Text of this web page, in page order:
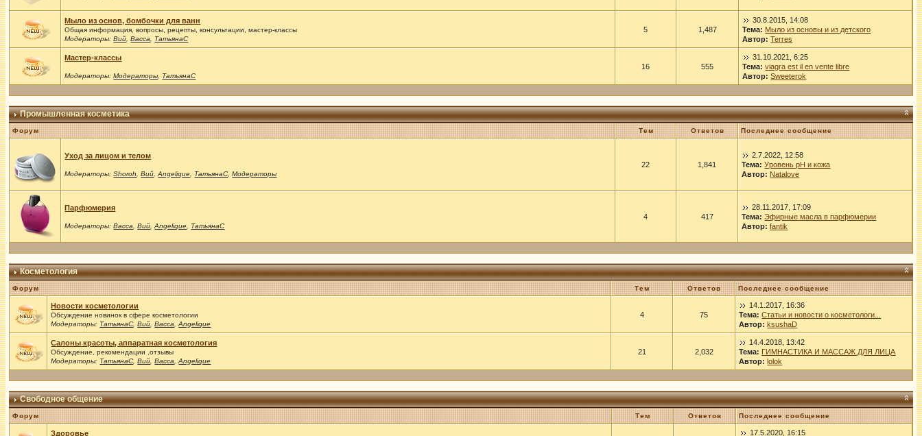
Мыло из основ, бомбочки для ванн
Общая информация, вопросы, рецепты, консультации, мастер-классы
Модераторы:Вий ,Васса ТатьянаС
5 1,487
30.8.2015, 14:08
Тема: Мыло из основы и из детского
Автор: Terres
Мастер-классы
Модераторы:Модераторы ТатьянаС
16 555
31.10.2021, 6:25
Тема: viagra est il en vente libre
Автор: Sweeterok
Промышленная косметика
Форум Тем Ответов Последнее сообщение
Уход за лицом и телом
Модераторы:Shoroh ,Вий ,Angelique ТатьянаС ,Модераторы
22 1,841
2.7.2022, 12:58
Тема: Уровень рН и кожа
Автор: Natalove
Парфюмерия
Модераторы:Васса ,Вий ,Angelique ТатьянаС
4 417
28.11.2017, 17:09
Тема: Эфирные масла в парфюмерии
Автор: fantik
Косметология
Форум Тем Ответов Последнее сообщение
Новости косметологии
Обсуждение новинок в сфере косметологии
Модераторы: ТатьянаС ,Вий ,Васса ,Angelique
4 75
14.1.2017, 16:36
Тема: Статьи и новости о косметологи...
Автор: ksushaD
Салоны красоты, аппаратная косметология
Обсуждение, рекомендации ,отзывы
Модераторы: ТатьянаС ,Вий ,Васса ,Angelique
21 2,032
14.4.2018, 13:42
Тема: ГИМНАСТИКА И МАССАЖ ДЛЯ ЛИЦА
Автор: lolok
Свободное общение
Форум Тем Ответов Последнее сообщение
Здоровье 17.5.2020, 16:15